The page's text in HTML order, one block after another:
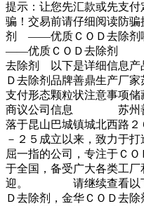
提示：让您先汇款或先支
骗！交易前请仔细阅读防
剂 ——优质ＣＯＤ去除剂
——优质ＣＯＤ去除剂
去除剂 以下是详细信息产
Ｄ去除剂品牌善鼎生产厂
支付形态颗粒状注意事项
商议公司信息 苏州善
落于昆山巴城镇城北西路
－２５成立以来，致力于
屈一指的公司，专注于Ｃ
于全国，备受广大各类工
迎。 请继续查看以下，
Ｄ去除剂，金华ＣＯＤ